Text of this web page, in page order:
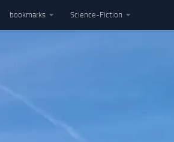
bookmarks Science-Fiction